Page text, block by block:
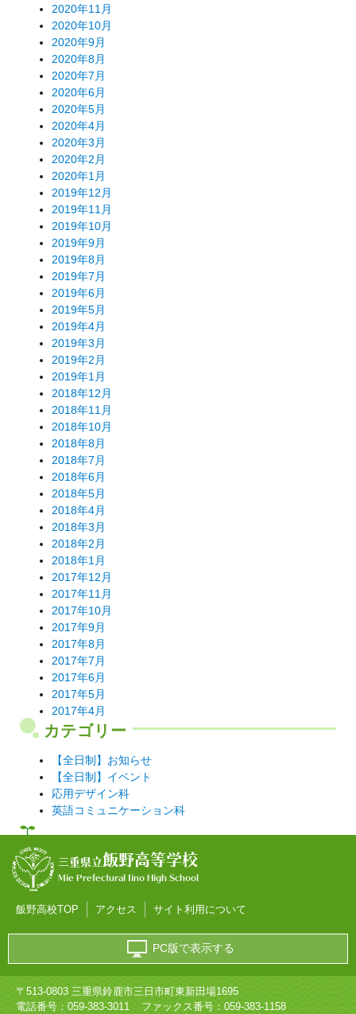
2020年11月
2020年10月
2020年9月
2020年8月
2020年7月
2020年6月
2020年5月
2020年4月
2020年3月
2020年2月
2020年1月
2019年12月
2019年11月
2019年10月
2019年9月
2019年8月
2019年7月
2019年6月
2019年5月
2019年4月
2019年3月
2019年2月
2019年1月
2018年12月
2018年11月
2018年10月
2018年8月
2018年7月
2018年6月
2018年5月
2018年4月
2018年3月
2018年2月
2018年1月
2017年12月
2017年11月
2017年10月
2017年9月
2017年8月
2017年7月
2017年6月
2017年5月
2017年4月
カテゴリー
【全日制】お知らせ
【全日制】イベント
応用デザイン科
英語コミュニケーション科
三重県立飯野高等学校
Mie Prefectural Iino High School
飯野高校TOP アクセス サイト利用について
PC版で表示する
〒513-0803 三重県鈴鹿市三日市町東新田場1695
電話番号： 059-383-3011 ファックス番号：059-383-1158